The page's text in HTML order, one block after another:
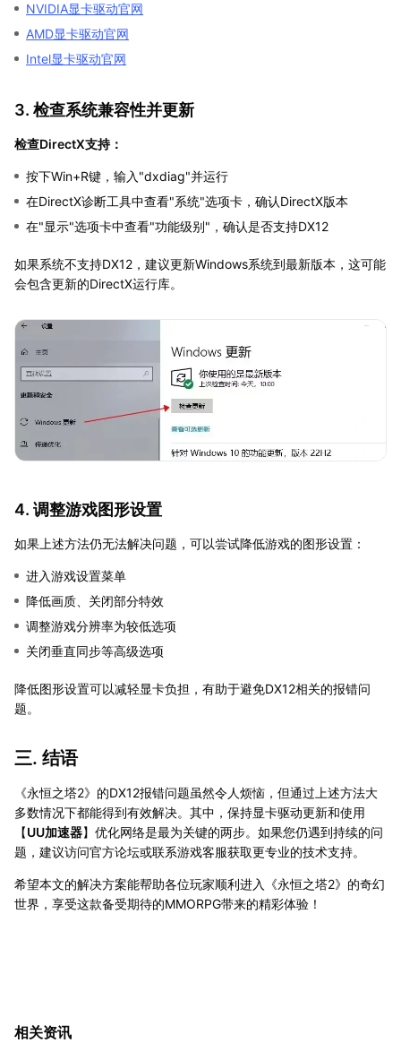
NVIDIA显卡驱动官网
AMD显卡驱动官网
Intel显卡驱动官网
3. 检查系统兼容性并更新
检查DirectX支持：
按下Win+R键，输入"dxdiag"并运行
在DirectX诊断工具中查看"系统"选项卡，确认DirectX版本
在"显示"选项卡中查看"功能级别"，确认是否支持DX12
如果系统不支持DX12，建议更新Windows系统到最新版本，这可能
会包含更新的DirectX运行库。
4. 调整游戏图形设置
如果上述方法仍无法解决问题，可以尝试降低游戏的图形设置：
进入游戏设置菜单
降低画质、关闭部分特效
调整游戏分辨率为较低选项
关闭垂直同步等高级选项
降低图形设置可以减轻显卡负担，有助于避免DX12相关的报错问
题。
三. 结语
《永恒之塔2》的DX12报错问题虽然令人烦恼，但通过上述方法大
多数情况下都能得到有效解决。其中，保持显卡驱动更新和使用
【UU加速器】优化网络是最为关键的两步。如果您仍遇到持续的问
题，建议访问官方论坛或联系游戏客服获取更专业的技术支持。
希望本文的解决方案能帮助各位玩家顺利进入《永恒之塔2》的奇幻
世界，享受这款备受期待的MMORPG带来的精彩体验！
相关资讯